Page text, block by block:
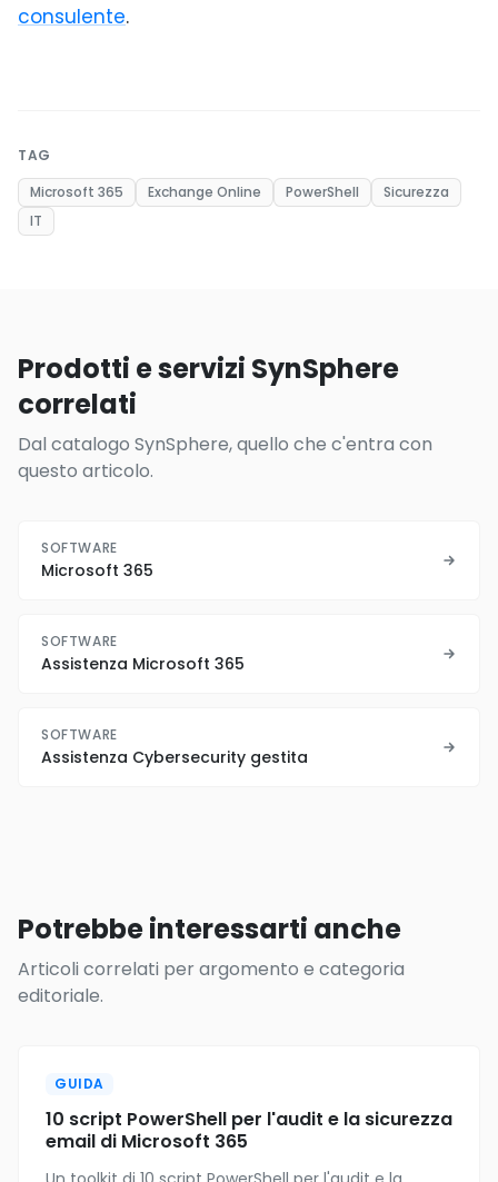
consulente.
TAG
Microsoft 365
Exchange Online PowerShell
Sicurezza
IT
Prodotti e servizi SynSphere
correlati
Dal catalogo SynSphere, quello che c'entra con
questo articolo.
SOFTWARE
Microsoft 365
SOFTWARE
Assistenza Microsoft 365
SOFTWARE
Assistenza Cybersecurity gestita
Potrebbe interessarti anche
Articoli correlati per argomento e categoria
editoriale.
GUIDA
10 script PowerShell per l'audit e la sicurezza
email di Microsoft 365